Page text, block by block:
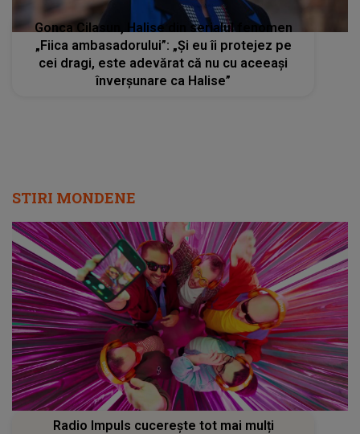
Gonca Cilasun, Halise din serialul fenomen
„Fiica ambasadorului”: „Și eu îi protejez pe
cei dragi, este adevărat că nu cu aceeași
înverșunare ca Halise”
STIRI MONDENE
Radio Impuls cucerește tot mai mulți